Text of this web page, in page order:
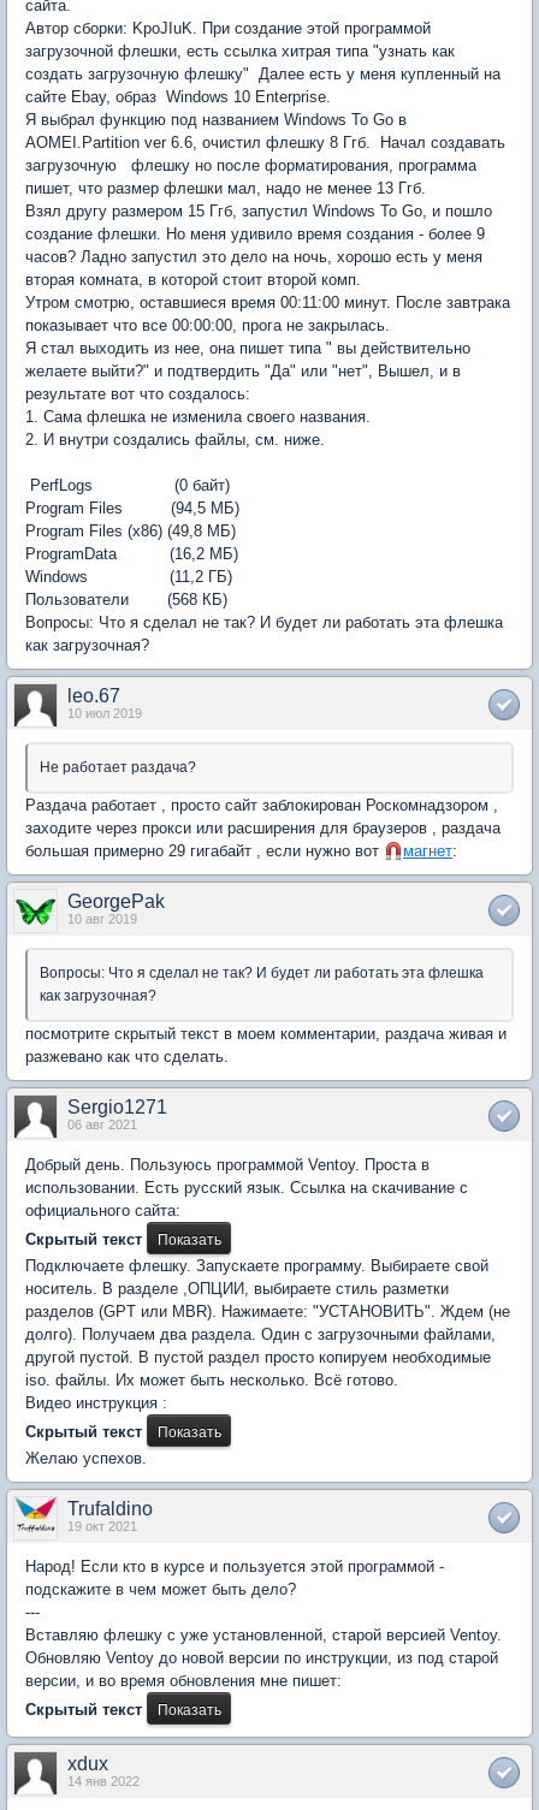
сайта.
Автор сборки: KpoJIuK. При создание этой программой
загрузочной флешки, есть ссылка хитрая типа "узнать как
создать загрузочную флешку" Далее есть у меня купленный на
сайте Ebay, образ Windows 10 Enterprise.
Я выбрал функцию под названием Windows To Go в
AOMEI.Partition ver 6.6, очистил флешку 8 Ггб. Начал создавать
загрузочную флешку но после форматирования, программа
пишет, что размер флешки мал, надо не менее 13 Ггб.
Взял другу размером 15 Ггб, запустил Windows To Go, и пошло
создание флешки. Но меня удивило время создания - более 9
часов? Ладно запустил это дело на ночь, хорошо есть у меня
вторая комната, в которой стоит второй комп.
Утром смотрю, оставшиеся время 00:11:00 минут. После завтрака
показывает что все 00:00:00, прога не закрылась.
Я стал выходить из нее, она пишет типа " вы действительно
желаете выйти?" и подтвердить "Да" или "нет", Вышел, и в
результате вот что создалось:
1. Сама флешка не изменила своего названия.
2. И внутри создались файлы, см. ниже.
PerfLogs (0 байт)
Program Files (94,5 МБ)
Program Files (x86) (49,8 МБ)
ProgramData (16,2 МБ)
Windows (11,2 ГБ)
Пользователи (568 КБ)
Вопросы: Что я сделал не так? И будет ли работать эта флешка
как загрузочная?
leo.67
10 июл 2019
Не работает раздача?
Раздача работает , просто сайт заблокирован Роскомнадзором ,
заходите через прокси или расширения для браузеров , раздача
большая примерно 29 гигабайт , если нужно вот
магнет:
GeorgePak
10 авг 2019
Вопросы: Что я сделал не так? И будет ли работать эта флешка
как загрузочная?
посмотрите скрытый текст в моем комментарии, раздача живая и
разжевано как что сделать.
Sergio1271
06 авг 2021
Добрый день. Пользуюсь программой Ventoy. Проста в
использовании. Есть русский язык. Ссылка на скачивание с
официального сайта:
Скрытый текст
Подключаете флешку. Запускаете программу. Выбираете свой
носитель. В разделе ,ОПЦИИ, выбираете стиль разметки
разделов (GPT или MBR). Нажимаете: "УСТАНОВИТЬ". Ждем (не
долго). Получаем два раздела. Один с загрузочными файлами,
другой пустой. В пустой раздел просто копируем необходимые
iso. файлы. Их может быть несколько. Всё готово.
Видео инструкция :
Скрытый текст
Желаю успехов.
Trufaldino
19 окт 2021
Народ! Если кто в курсе и пользуется этой программой -
подскажите в чем может быть дело?
---
Вставляю флешку с уже установленной, старой версией Ventoy.
Обновляю Ventoy до новой версии по инструкции, из под старой
версии, и во время обновления мне пишет:
Скрытый текст
xdux
14 янв 2022